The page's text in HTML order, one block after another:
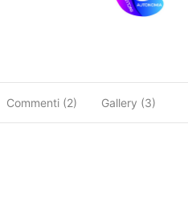
Commenti (2) Gallery (3)